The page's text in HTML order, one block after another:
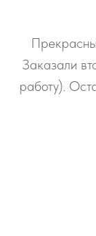
Заказали
работу).